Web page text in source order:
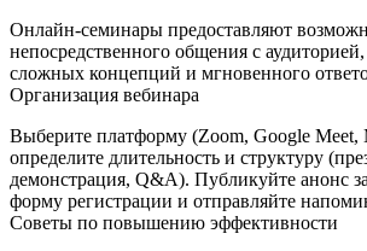
Онлайн‑семинары предоставляют
непосредственного общения с
сложных концепций и мгновенного
Организация вебинара
Выберите платформу (Zoom, Google Meet,
определите длительность и структуру
демонстрация, Q&A). Публикуйте анонс
форму регистрации и отправляйте
Советы по повышению эффективности